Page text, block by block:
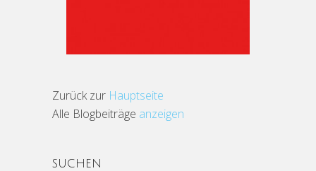
Zurück zur Hauptseite
Alle Blogbeiträge anzeigen
SUCHEN